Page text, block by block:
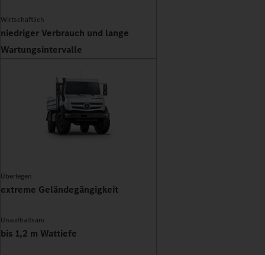
Wirtschaftlich
niedriger Verbrauch und lange
Wartungsintervalle
Überlegen
extreme Geländegängigkeit
Unaufhaltsam
bis 1,2 m Wattiefe